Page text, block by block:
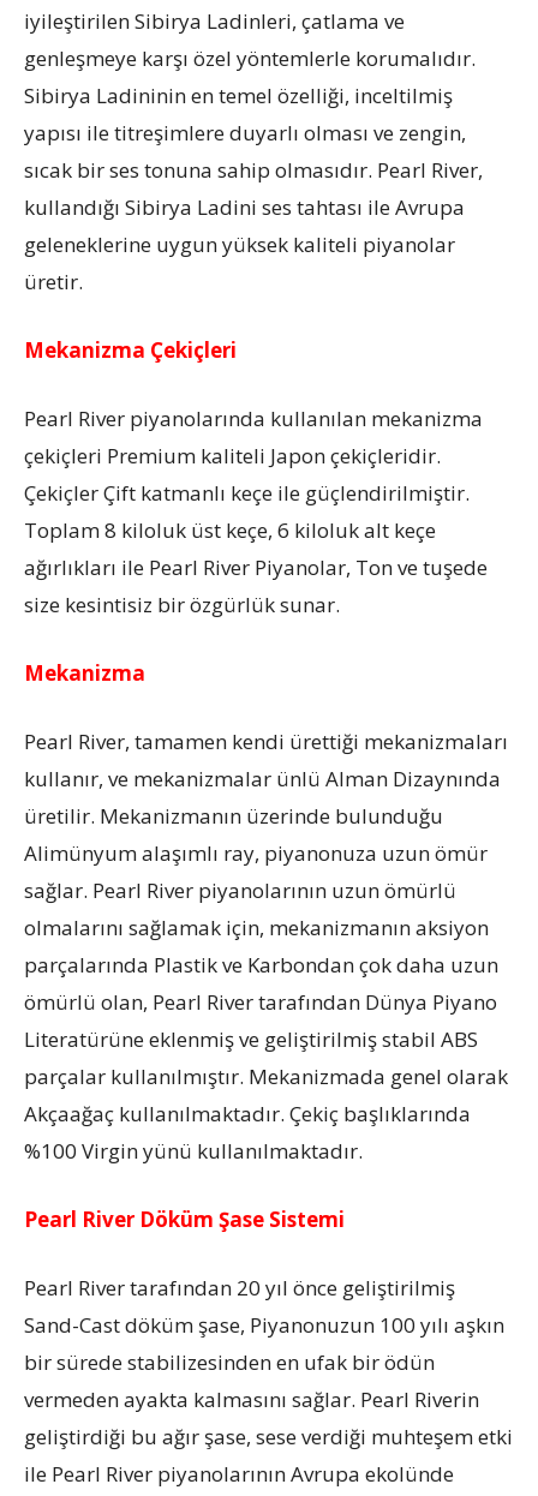
iyileştirilen Sibirya Ladinleri, çatlama ve
genleşmeye karşı özel yöntemlerle korumalıdır.
Sibirya Ladininin en temel özelliği, inceltilmiş
yapısı ile titreşimlere duyarlı olması ve zengin,
sıcak bir ses tonuna sahip olmasıdır. Pearl River,
kullandığı Sibirya Ladini ses tahtası ile Avrupa
geleneklerine uygun yüksek kaliteli piyanolar
üretir.
Mekanizma Çekiçleri
Pearl River piyanolarında kullanılan mekanizma
çekiçleri Premium kaliteli Japon çekiçleridir.
Çekiçler Çift katmanlı keçe ile güçlendirilmiştir.
Toplam 8 kiloluk üst keçe, 6 kiloluk alt keçe
ağırlıkları ile Pearl River Piyanolar, Ton ve tuşede
size kesintisiz bir özgürlük sunar.
Mekanizma
Pearl River, tamamen kendi ürettiği mekanizmaları
kullanır, ve mekanizmalar ünlü Alman Dizaynında
üretilir. Mekanizmanın üzerinde bulunduğu
Alimünyum alaşımlı ray, piyanonuza uzun ömür
sağlar. Pearl River piyanolarının uzun ömürlü
olmalarını sağlamak için, mekanizmanın aksiyon
parçalarında Plastik ve Karbondan çok daha uzun
ömürlü olan, Pearl River tarafından Dünya Piyano
Literatürüne eklenmiş ve geliştirilmiş stabil ABS
parçalar kullanılmıştır. Mekanizmada genel olarak
Akçaağaç kullanılmaktadır. Çekiç başlıklarında
%100 Virgin yünü kullanılmaktadır.
Pearl River Döküm Şase Sistemi
Pearl River tarafından 20 yıl önce geliştirilmiş
Sand-Cast döküm şase, Piyanonuzun 100 yılı aşkın
bir sürede stabilizesinden en ufak bir ödün
vermeden ayakta kalmasını sağlar. Pearl Riverin
geliştirdiği bu ağır şase, sese verdiği muhteşem etki
ile Pearl River piyanolarının Avrupa ekolünde